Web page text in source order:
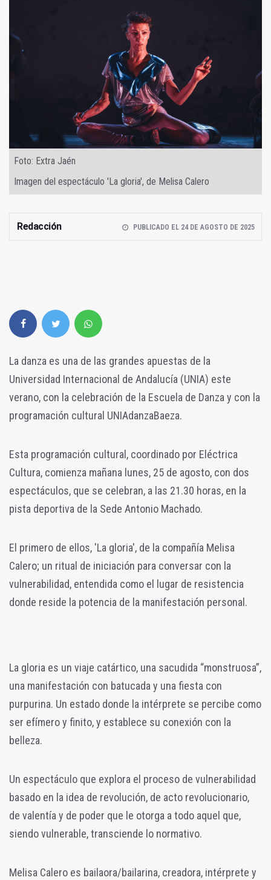
Foto: Extra Jaén
Imagen del espectáculo 'La gloria', de Melisa Calero
Redacción PUBLICADO EL 24 DE AGOSTO DE 2025
La danza es una de las grandes apuestas de la
Universidad Internacional de Andalucía (UNIA) este
verano, con la celebración de la Escuela de Danza y con la
programación cultural UNIAdanzaBaeza.
Esta programación cultural, coordinado por Eléctrica
Cultura, comienza mañana lunes, 25 de agosto, con dos
espectáculos, que se celebran, a las 21.30 horas, en la
pista deportiva de la Sede Antonio Machado.
El primero de ellos, 'La gloria', de la compañía Melisa
Calero; un ritual de iniciación para conversar con la
vulnerabilidad, entendida como el lugar de resistencia
donde reside la potencia de la manifestación personal.
La gloria es un viaje catártico, una sacudida “monstruosa”,
una manifestación con batucada y una fiesta con
purpurina. Un estado donde la intérprete se percibe como
ser efímero y finito, y establece su conexión con la
belleza.
Un espectáculo que explora el proceso de vulnerabilidad
basado en la idea de revolución, de acto revolucionario,
de valentía y de poder que le otorga a todo aquel que,
siendo vulnerable, transciende lo normativo.
Melisa Calero es bailaora/bailarina, creadora, intérprete y